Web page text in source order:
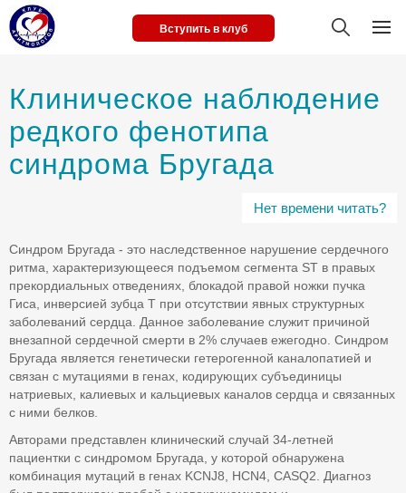
Вступить в клуб
Клиническое наблюдение
редкого фенотипа
синдрома Бругада
Нет времени читать?
Синдром Бругада - это наследственное нарушение сердечного
ритма, характеризующееся подъемом сегмента ST в правых
прекордиальных отведениях, блокадой правой ножки пучка
Гиса, инверсией зубца Т при отсутствии явных структурных
заболеваний сердца. Данное заболевание служит причиной
внезапной сердечной смерти в 2% случаев ежегодно. Синдром
Бругада является генетически гетерогенной каналопатией и
связан с мутациями в генах, кодирующих субъединицы
натриевых, калиевых и кальциевых каналов сердца и связанных
с ними белков.
Авторами представлен клинический случай 34-летней
пациентки с синдромом Бругада, у которой обнаружена
комбинация мутаций в генах KCNJ8, HCN4, CASQ2. Диагноз